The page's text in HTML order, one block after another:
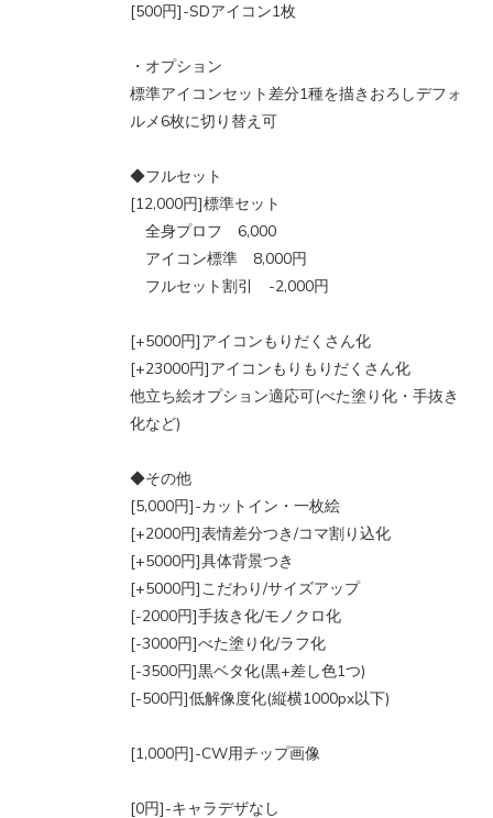
[500円]-SDアイコン1枚
・オプション
標準アイコンセット差分1種を描きおろしデフォ
ルメ6枚に切り替え可
◆フルセット
[12,000円]標準セット
全身プロフ 6,000
アイコン標準 8,000円
フルセット割引 -2,000円
[+5000円]アイコンもりだくさん化
[+23000円]アイコンもりもりだくさん化
他立ち絵オプション適応可(べた塗り化・手抜き
化など)
◆その他
[5,000円]-カットイン・一枚絵
[+2000円]表情差分つき/コマ割り込化
[+5000円]具体背景つき
[+5000円]こだわり/サイズアップ
[-2000円]手抜き化/モノクロ化
[-3000円]べた塗り化/ラフ化
[-3500円]黒ベタ化(黒+差し色1つ)
[-500円]低解像度化(縦横1000px以下)
[1,000円]-CW用チップ画像
[0円]-キャラデザなし